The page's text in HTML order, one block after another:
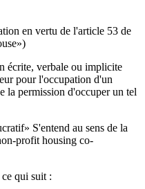
en vertu de l'article 53 de
écrite, verbale ou implicite
pour l'occupation d'un
la permission d'occuper un tel
S'entend au sens de la
profit housing co-
qui suit :